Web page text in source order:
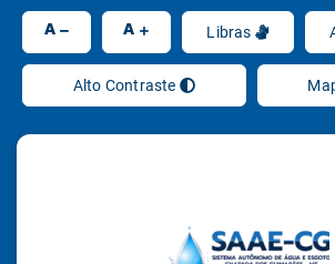
A A Libras
Alto Contraste